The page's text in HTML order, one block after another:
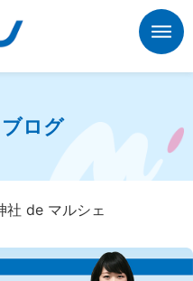
ログ
社 de マルシェ